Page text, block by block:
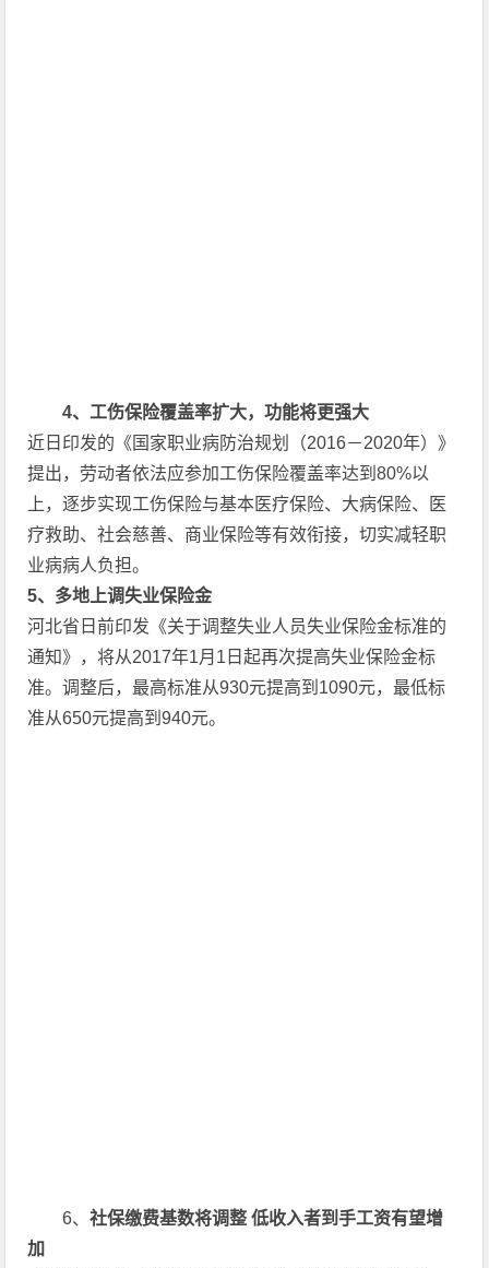
4、工伤保险覆盖率扩大，功能将更强大
近日印发的《国家职业病防治规划（2016－2020年）》
提出，劳动者依法应参加工伤保险覆盖率达到80%以
上，逐步实现工伤保险与基本医疗保险、大病保险、医
疗救助、社会慈善、商业保险等有效衔接，切实减轻职
业病病人负担。
5、多地上调失业保险金
河北省日前印发《关于调整失业人员失业保险金标准的
通知》，将从2017年1月1日起再次提高失业保险金标
准。调整后，最高标准从930元提高到1090元，最低标
准从650元提高到940元。
6、社保缴费基数将调整 低收入者到手工资有望增
加